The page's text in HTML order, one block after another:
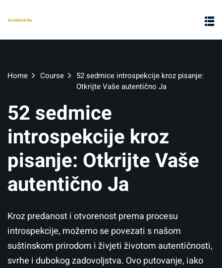
Home Course
52 sedmice introspekcije kroz pisanje:
Otkrijte Vaše autentično Ja
52 sedmice
introspekcije kroz
pisanje: Otkrijte Vaše
autentično Ja
Kroz predanost i otvorenost prema procesu
introspekcije, možemo se povezati s našom
suštinskom prirodom i živjeti životom autentičnosti,
svrhe i dubokog zadovoljstva. Ovo putovanje, iako